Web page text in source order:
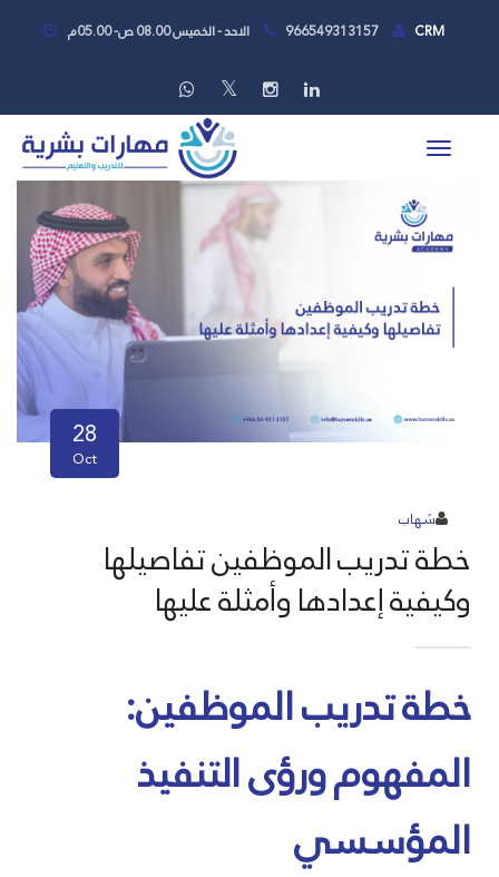
الاحد - الخميس 08.00 ص- 05.00م 966549313157 CRM
28
Oct
شهاب
خطة تدريب الموظفين تفاصيلها
وكيفية إعدادها وأمثلة عليها
خطة تدريب الموظفين:
المفهوم ورؤى التنفيذ
المؤسسي